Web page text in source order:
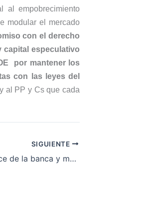
al empobrecimiento
modular el mercado
con el derecho
capital especulativo
por mantener los
con las leyes del
al PP y Cs que cada
SIGUIENTE
PSOE, cómplice de la banca y marca blanca del PP y Ciudadanos, se retrata como el nuevo partido de los desahucios